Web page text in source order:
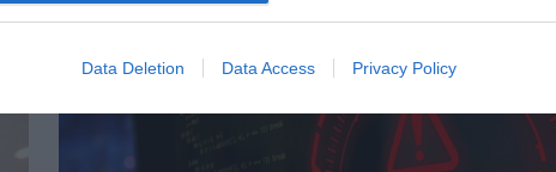
Data Deletion Data Access Privacy Policy